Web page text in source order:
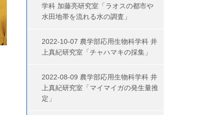
学科 加藤亮研究室「ラオスの都市や
水田地帯を流れる水の調査」
2022-10-07 農学部応用生物科学科 井
上真紀研究室「チャハマキの採集」
2022-08-09 農学部応用生物科学科 井
上真紀研究室「マイマイガの発生量推
定」